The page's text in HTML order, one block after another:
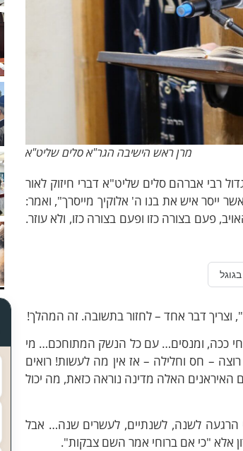
מרן ראש הישיבה הגר"א סלים שליט"א
רבי אברהם סלים שליט"א דברי חיזוק לאור
ייסר איש את בנו ה' אלוקיך מייסרך", ואמר:
פעם בצורה כזו ופעם בצורה כזו, ולא עוזר.
וצריך דבר אחד – לחזור בתשובה. זה המהלך!
חי ככה, ומנסים… עם כל הנשק המתוחכם… מי
– חס וחלילה – אז אין מה לעשות! רואים
האלה מדינה נוראה כזאת, מה יכול
הרגעה לשנה, לשנתיים, לעשרים שנה… אבל
אלא "כי אם ברוחי אמר השם צבקות".